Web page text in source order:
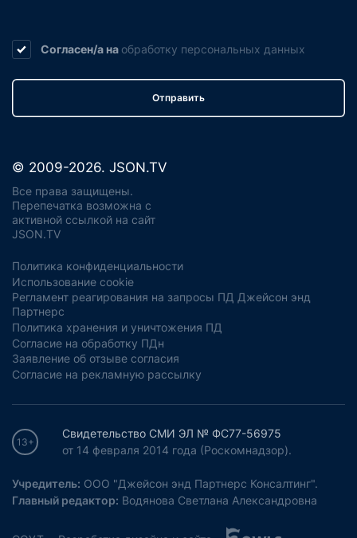
Согласен/а на обработку персональных данных
Отправить
© 2009-2026. JSON.TV
Все права защищены.
Перепечатка возможна с
активной ссылкой на сайт
JSON.TV
Политика конфиденциальности
Использование cookie
Регламент реагирования на запросы ПД Джейсон энд
Партнерс
Политика хранения и уничтожения ПД
Согласие на обработку ПДн
Заявление об отзыве согласия
Согласие на рекламную рассылку
13+
Свидетельство СМИ ЭЛ № ФС77-56975
от 14 февраля 2014 года (Роскомнадзор).
Учредитель: ООО "Джейсон энд Партнерс Консалтинг".
Главный редактор: Водянова Светлана Александровна